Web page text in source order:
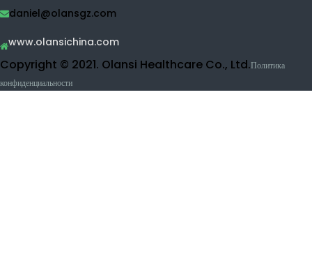
Очиститель воды
Очиститель фруктов и овощей